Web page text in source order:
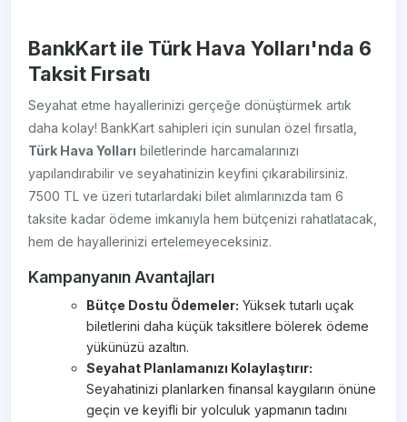
BankKart ile Türk Hava Yolları'nda 6
Taksit Fırsatı
Seyahat etme hayallerinizi gerçeğe dönüştürmek artık
daha kolay! BankKart sahipleri için sunulan özel fırsatla,
Türk Hava Yolları biletlerinde harcamalarınızı
yapılandırabilir ve seyahatinizin keyfini çıkarabilirsiniz.
7500 TL ve üzeri tutarlardaki bilet alımlarınızda tam 6
taksite kadar ödeme imkanıyla hem bütçenizi rahatlatacak,
hem de hayallerinizi ertelemeyeceksiniz.
Kampanyanın Avantajları
Bütçe Dostu Ödemeler: Yüksek tutarlı uçak
biletlerini daha küçük taksitlere bölerek ödeme
yükünüzü azaltın.
Seyahat Planlamanızı Kolaylaştırır:
Seyahatinizi planlarken finansal kaygıların önüne
geçin ve keyifli bir yolculuk yapmanın tadını